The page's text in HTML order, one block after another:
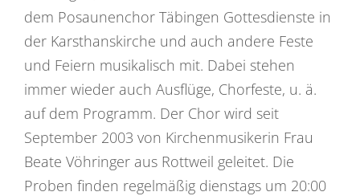
dem Posaunenchor Täbingen Gottesdienste in
der Karsthanskirche und auch andere Feste
und Feiern musikalisch mit. Dabei stehen
immer wieder auch Ausflüge, Chorfeste, u. ä.
auf dem Programm. Der Chor wird seit
September 2003 von Kirchenmusikerin Frau
Beate Vöhringer aus Rottweil geleitet. Die
Proben finden regelmäßig dienstags um 20:00